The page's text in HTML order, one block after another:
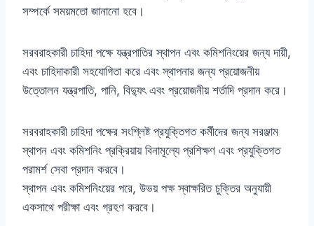
সম্পর্কে সময়মতো জানানো হবে।
সরবরাহকারী চাহিদা পক্ষে যন্ত্রপাতির স্থাপন এবং কমিশনিংয়ের জন্য দায়ী,
এবং চাহিদাকারী সহযোগিতা করে এবং স্থাপনার জন্য প্রয়োজনীয়
উত্তোলন যন্ত্রপাতি, পানি, বিদ্যুৎ এবং প্রয়োজনীয় শর্তাদি প্রদান করে।
সরবরাহকারী চাহিদা পক্ষের সংশ্লিষ্ট প্রযুক্তিগত কর্মীদের জন্য সরঞ্জাম
স্থাপন এবং কমিশনিং প্রক্রিয়ায় বিনামূল্যে প্রশিক্ষণ এবং প্রযুক্তিগত
পরামর্শ সেবা প্রদান করবে।
স্থাপন এবং কমিশনিংয়ের পরে, উভয় পক্ষ স্বাক্ষরিত চুক্তির অনুযায়ী
একসাথে পরীক্ষা এবং গ্রহণ করবে।